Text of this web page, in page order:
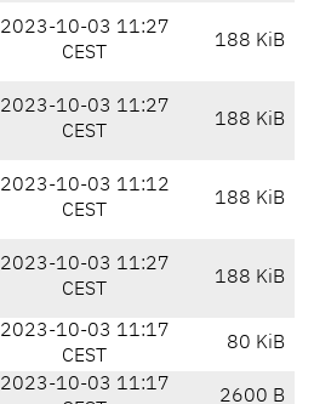
2023-10-03 11:27
CEST
188 KiB
2023-10-03 11:27
CEST
188 KiB
2023-10-03 11:12
CEST
188 KiB
2023-10-03 11:27
CEST
188 KiB
2023-10-03 11:17
CEST
80 KiB
2023-10-03 11:17
2600 B